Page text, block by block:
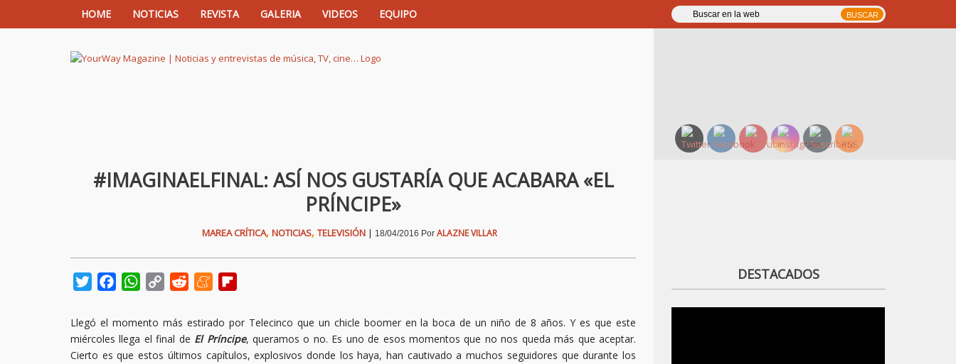
HOME NOTICIAS REVISTA GALERIA VIDEOS EQUIPO
#IMAGINAELFINAL: ASÍ NOS GUSTARÍA QUE ACABARA «EL
PRÍNCIPE»
MAREA CRÍTICA, NOTICIAS, TELEVISIÓN | 18/04/2016 Por ALAZNE VILLAR
TwitterFacebookWhatsApp
Copy
Reddit Meneame
Llegó el momento más estirado por Telecinco que un chicle boomer en la boca de un niño de 8 años. Y es que este
miércoles llega el final de El Príncipe, queramos o no. Es uno de esos momentos que no nos queda más que aceptar.
Cierto es que estos últimos capítulos, explosivos donde los haya, han cautivado a muchos seguidores que durante los
DESTACADOS